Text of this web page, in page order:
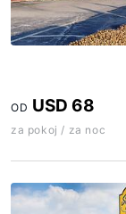
OD USD 68
za pokoj / za noc